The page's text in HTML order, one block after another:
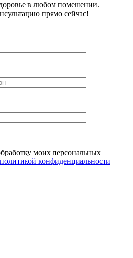
в любом помещении.
прямо сейчас!
моих персональных
политикой конфиденциальности